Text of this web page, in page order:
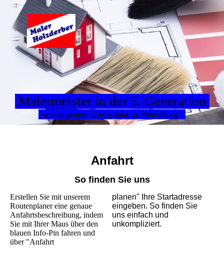
Malermeister in der 5. Generation
mit eigenem Gerüstbau in Petersberg
Anfahrt
So finden Sie uns
Erstellen Sie mit unserem
Routenplaner eine genaue
Anfahrtsbeschreibung, indem
Sie mit Ihrer Maus über den
blauen Info-Pin fahren und
über "Anfahrt
planen" Ihre Startadresse
eingeben. So finden Sie
uns einfach und
unkompliziert.